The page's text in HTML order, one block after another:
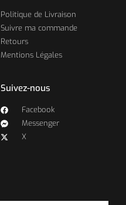
Politique de Livraison
Suivre ma commande
Retours
Mentions Légales
Suivez-nous
Facebook
Messenger
X